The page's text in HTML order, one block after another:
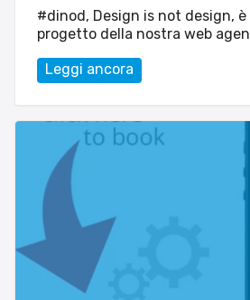
Sito web
Linvisibile
#dinod, Design is not design,
progetto della nostra web
Leggi ancora